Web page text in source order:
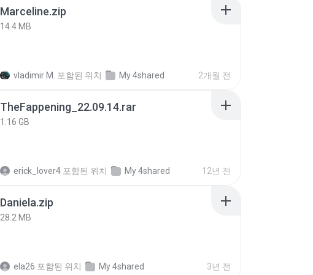
Marceline.zip
14.4 MB
vladimir M. 포함된 위치 My 4shared 2개월 전
TheFappening_22.09.14.rar
1.16 GB
erick_lover4 포함된 위치 My 4shared 12년 전
Daniela.zip
28.2 MB
ela26 포함된 위치 My 4shared 3년 전